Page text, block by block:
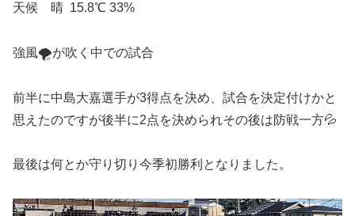
天候 晴 15.8℃ 33%
強風🌪️が吹く中での試合
前半に中島大嘉選手が3得点を決め、試合を決定付けかと
思えたのですが後半に2点を決められその後は防戦一方💦
最後は何とか守り切り今季初勝利となりました。